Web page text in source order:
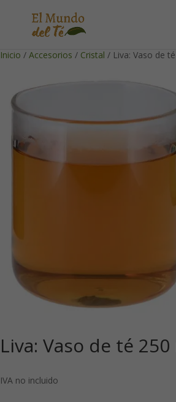
Inicio / Accesorios / Cristal / Liva: Vaso de
Liva: Vaso de té 250
IVA no incluido